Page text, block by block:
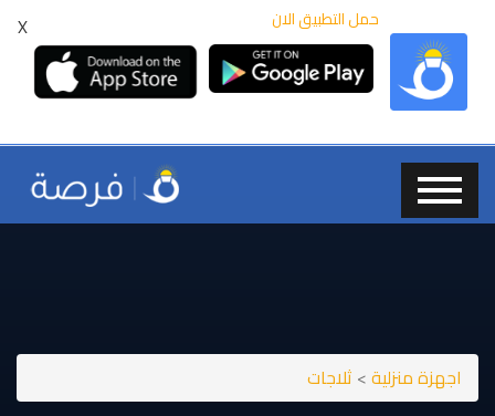
X حمل التطبيق الان
اجهزة منزلية> ثلاجات